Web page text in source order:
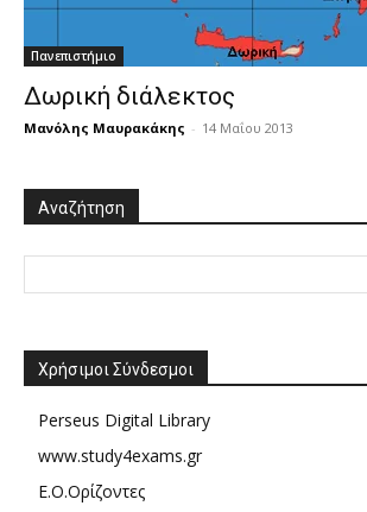
Πανεπιστήμιο
Δωρική διάλεκτος
Μανόλης Μαυρακάκης - 14 Μαΐου 2013
Αναζήτηση
Χρήσιμοι Σύνδεσμοι
Perseus Digital Library
www.study4exams.gr
Ε.Ο.Ορίζοντες